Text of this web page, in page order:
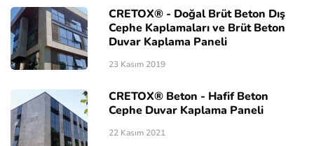
CRETOX® - Doğal Brüt Beton Dış
Cephe Kaplamaları ve Brüt Beton
Duvar Kaplama Paneli
23 Kasım 2019
CRETOX® Beton - Hafif Beton
Cephe Duvar Kaplama Paneli
22 Kasım 2021